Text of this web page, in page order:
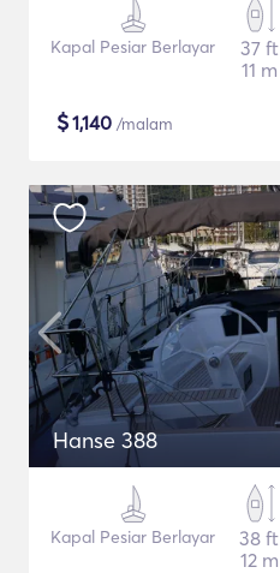
Kapal Pesiar Berlayar
37 ft
11 m
$1,140 /malam
Hanse 388
Kapal Pesiar Berlayar
38 ft
12 m